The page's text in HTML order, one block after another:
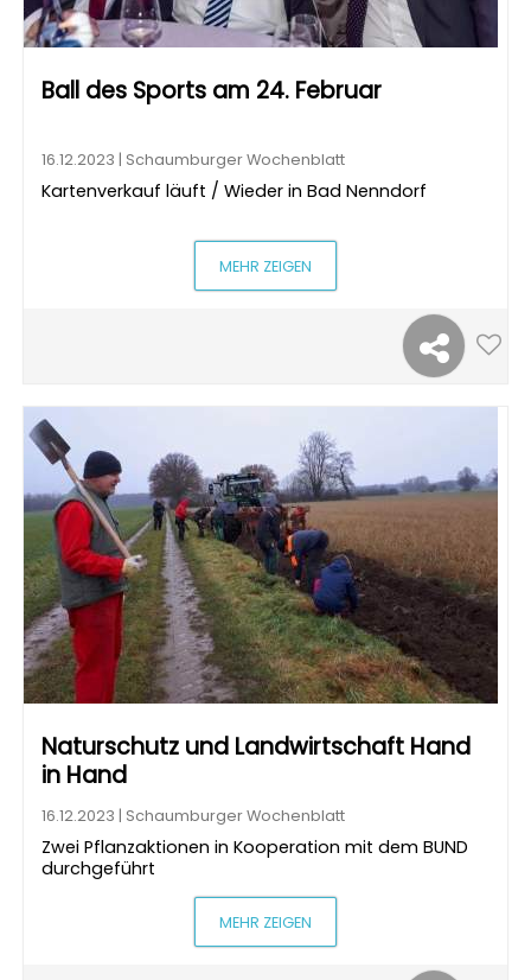
Ball des Sports am 24. Februar
16.12.2023 | Schaumburger Wochenblatt
Kartenverkauf läuft / Wieder in Bad Nenndorf
MEHR ZEIGEN
Naturschutz und Landwirtschaft Hand
in Hand
16.12.2023 | Schaumburger Wochenblatt
Zwei Pflanzaktionen in Kooperation mit dem BUND
durchgeführt
MEHR ZEIGEN